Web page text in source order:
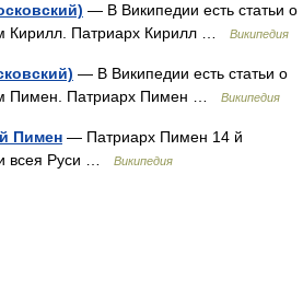
— В Википедии есть статьи о
Кирилл. Патриарх Кирилл …
Википедия
— В Википедии есть статьи о
Пимен. Патриарх Пимен …
Википедия
Пимен — Патриарх Пимен 14 й
всея Руси …
Википедия